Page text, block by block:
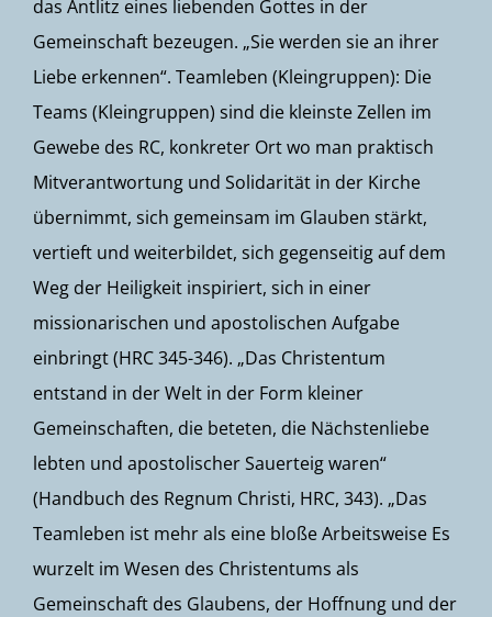
das Antlitz eines liebenden Gottes in der
Gemeinschaft bezeugen. „Sie werden sie an ihrer
Liebe erkennen“. Teamleben (Kleingruppen): Die
Teams (Kleingruppen) sind die kleinste Zellen im
Gewebe des RC, konkreter Ort wo man praktisch
Mitverantwortung und Solidarität in der Kirche
übernimmt, sich gemeinsam im Glauben stärkt,
vertieft und weiterbildet, sich gegenseitig auf dem
Weg der Heiligkeit inspiriert, sich in einer
missionarischen und apostolischen Aufgabe
einbringt (HRC 345-346). „Das Christentum
entstand in der Welt in der Form kleiner
Gemeinschaften, die beteten, die Nächstenliebe
lebten und apostolischer Sauerteig waren“
(Handbuch des Regnum Christi, HRC, 343). „Das
Teamleben ist mehr als eine bloße Arbeitsweise Es
wurzelt im Wesen des Christentums als
Gemeinschaft des Glaubens, der Hoffnung und der